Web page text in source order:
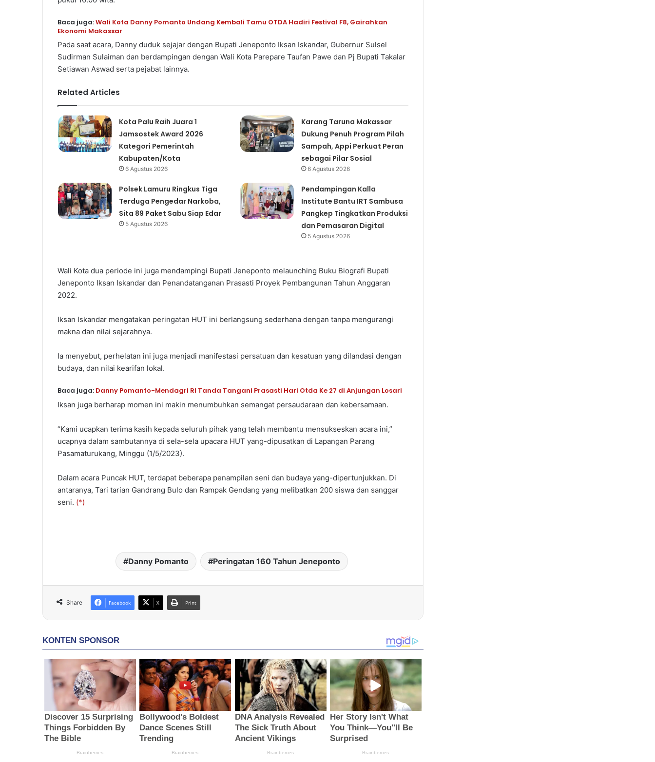
Baca juga:Wali Kota Danny Pomanto Undang Kembali Tamu OTDA Hadiri Festival F8, Gairahkan
Ekonomi Makassar
Pada saat acara, Danny duduk sejajar dengan Bupati Jeneponto Iksan Iskandar, Gubernur Sulsel
Sudirman Sulaiman dan berdampingan dengan Wali Kota Parepare Taufan Pawe dan Pj Bupati Takalar
Setiawan Aswad serta pejabat lainnya.
Related Articles
Kota Palu Raih Juara 1
Jamsostek Award 2026
Kategori Pemerintah
Kabupaten/Kota
6 Agustus 2026
Karang Taruna Makassar
Dukung Penuh Program Pilah
Sampah, Appi Perkuat Peran
sebagai Pilar Sosial
6 Agustus 2026
Polsek Lamuru Ringkus Tiga
Terduga Pengedar Narkoba,
Sita 89 Paket Sabu Siap Edar
5 Agustus 2026
Pendampingan Kalla
Institute Bantu IRT Sambusa
Pangkep Tingkatkan Produksi
dan Pemasaran Digital
5 Agustus 2026
Wali Kota dua periode ini juga mendampingi Bupati Jeneponto melaunching Buku Biografi Bupati
Jeneponto Iksan Iskandar dan Penandatanganan Prasasti Proyek Pembangunan Tahun Anggaran
2022.
Iksan Iskandar mengatakan peringatan HUT ini berlangsung sederhana dengan tanpa mengurangi
makna dan nilai sejarahnya.
Ia menyebut, perhelatan ini juga menjadi manifestasi persatuan dan kesatuan yang dilandasi dengan
budaya, dan nilai kearifan lokal.
Baca juga: Danny Pomanto-Mendagri RI Tanda Tangani Prasasti Hari Otda Ke 27 di Anjungan Losari
Iksan juga berharap momen ini makin menumbuhkan semangat persaudaraan dan kebersamaan.
“Kami ucapkan terima kasih kepada seluruh pihak yang telah membantu mensukseskan acara ini,”
ucapnya dalam sambutannya di sela-sela upacara HUT yang-dipusatkan di Lapangan Parang
Pasamaturukang, Minggu (1/5/2023).
Dalam acara Puncak HUT, terdapat beberapa penampilan seni dan budaya yang-dipertunjukkan. Di
antaranya, Tari tarian Gandrang Bulo dan Rampak Gendang yang melibatkan 200 siswa dan sanggar
seni. (*)
Danny Pomanto Peringatan 160 Tahun Jeneponto
Share Facebook X Print